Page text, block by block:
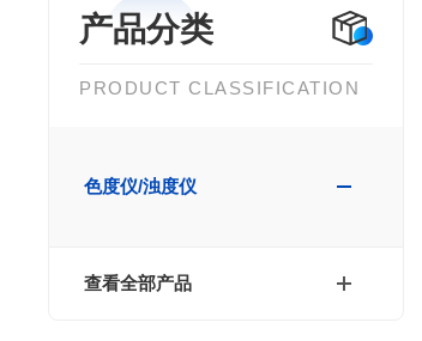
产品分类
PRODUCT CLASSIFICATION
色度仪/浊度仪
查看全部产品